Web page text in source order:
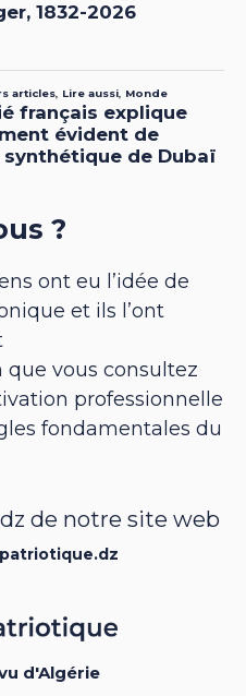
?
ont eu l’idée de
et ils l’ont
vous consultez
professionnelle
fondamentales du
de notre site web
d'Algérie